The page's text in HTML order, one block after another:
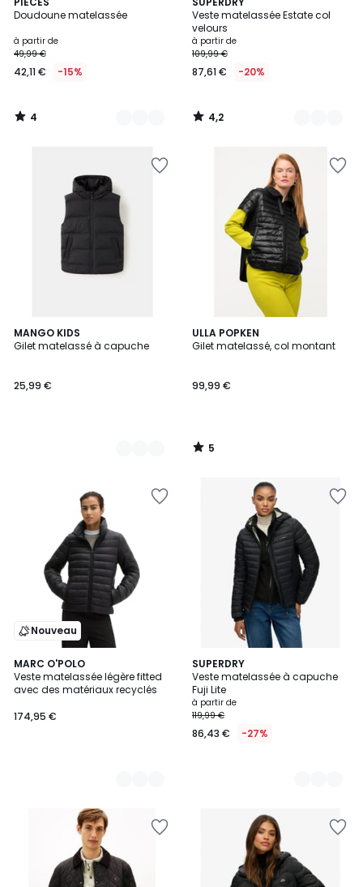
Doudoune matelassée
à partir de
49,99 €
42,11 € -15%
/
2
Couleurs
4
/
Veste matelassée Estate col
velours
à partir de
109,99 €
87,61 € -20%
/ 5
3
Couleurs
4,2
/
MANGO KIDS
Gilet matelassé à capuche
25,99 €
2
Couleurs
ULLA POPKEN
Gilet matelassé, col montant
99,99 €
5
/
5
/
Nouveau
MARC O'POLO
Veste matelassée légère fitted
avec des matériaux recyclés
174,95 €
4
Couleurs
SUPERDRY
Veste matelassée à capuche
Fuji Lite
à partir de
119,99 €
86,43 € -27%
4
Couleurs